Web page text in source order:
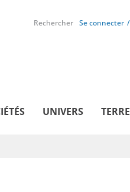
Rechercher Se connecter
UNIVERS TERRE